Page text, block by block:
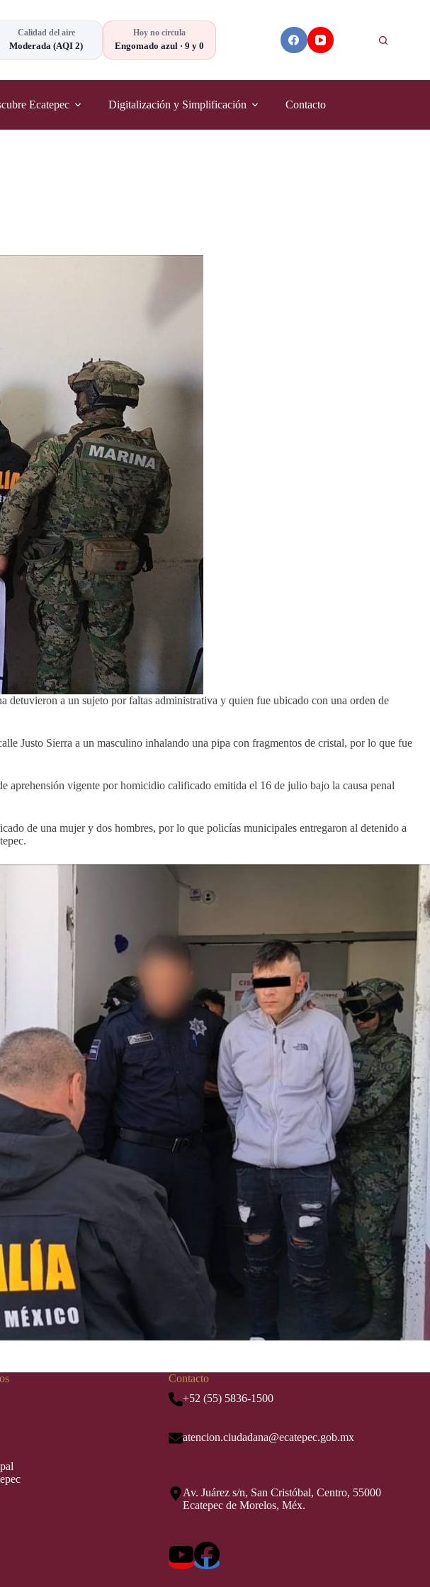
Calidad del aire
Moderada (AQI 2)
Hoy no circula
Engomado azul · 9 y 0
Ecatepec Digitalización y Simplificación Contacto
detuvieron a un sujeto por faltas administrativa y quien fue ubicado con una orden de
Justo Sierra a un masculino inhalando una pipa con fragmentos de cristal, por lo que fue
aprehensión vigente por homicidio calificado emitida el 16 de julio bajo la causa penal
de una mujer y dos hombres, por lo que policías municipales entregaron al detenido a
Contacto
+52 (55) 5836-1500
atencion.ciudadana@ecatepec.gob.mx
Av. Juárez s/n, San Cristóbal, Centro, 55000
Ecatepec de Morelos, Méx.